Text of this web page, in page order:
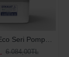
EpsorLife Eco Seri Pompasız Arıtma Cihazı
6.084,00TL